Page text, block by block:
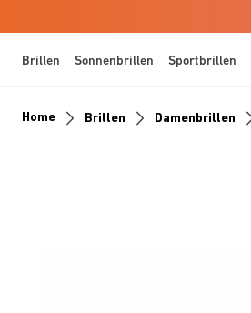
Brillen Sonnenbrillen Sportbrillen
Home Brillen Damenbrillen